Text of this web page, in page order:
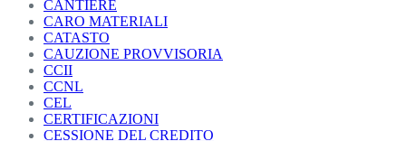
CANTIERE
CARO MATERIALI
CATASTO
CAUZIONE PROVVISORIA
CCII
CCNL
CEL
CERTIFICAZIONI
CESSIONE DEL CREDITO